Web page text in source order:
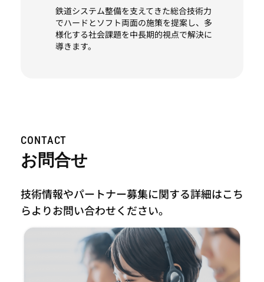
鉄道システム整備を支えてきた総合技術力
でハードとソフト両面の施策を提案し、多
様化する社会課題を中長期的視点で解決に
導きます。
CONTACT
お問合せ
技術情報やパートナー募集に関する詳細はこち
らよりお問い合わせください。